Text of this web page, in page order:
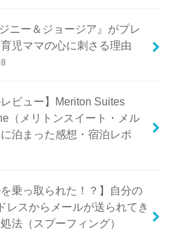
ニー＆ジョージア』がプレ
児ママの心に刺さる理由
レビュー】Meriton Suites
（メリトンスイート・メル
泊まった感想・宿泊レポ
を乗っ取られた！？】自分の
レスからメールが送られてき
法（スプーフィング）